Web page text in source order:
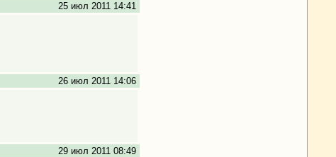
25 июл 2011 14:41
26 июл 2011 14:06
29 июл 2011 08:49